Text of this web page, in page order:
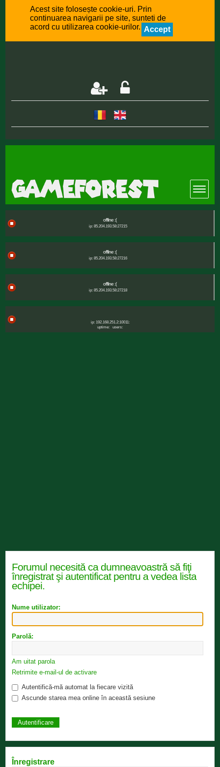
Acest site folosește cookie-uri. Prin
continuarea navigarii pe site, sunteti de
acord cu utilizarea cookie-urilor. Accept
offline :(
ip: 85.204.193.58:27215
offline :(
ip: 85.204.193.58:27216
offline :(
ip: 85.204.193.58:27218
ip: 192.168.251.2:10011:
uptime:
users:
Forumul necesită ca dumneavoastră să fiţi
înregistrat şi autentificat pentru a vedea lista
echipei.
Nume utilizator:
Parolă:
Am uitat parola
Retrimite e-mail-ul de activare
Autentifică-mă automat la fiecare vizită
Ascunde starea mea online în această sesiune
Înregistrare